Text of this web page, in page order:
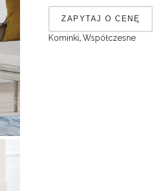
Kominki,Współczesne